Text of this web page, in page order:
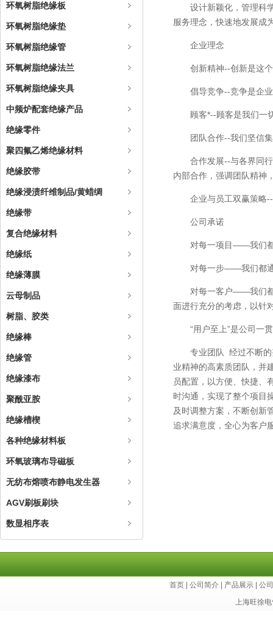
环氧树脂绝缘板
环氧树脂绝缘垫
环氧树脂绝缘管
环氧树脂绝缘法兰
环氧树脂绝缘夹具
中频炉配套绝缘产品
绝缘零件
聚四氟乙烯绝缘材料
绝缘胶带
绝缘浸渍纤维制品/黄蜡绸
绝缘带
复合绝缘材料
绝缘纸
绝缘薄膜
云母制品
树脂、胶类
绝缘棒
绝缘管
绝缘漆布
聚酰亚胺
绝缘槽楔
各种绝缘材料板
环氧玻璃布导磁板
无纺布熔喷布静电发生器
AGV刷板刷块
数显相序表
设计新颖化，管理科
服务理念，快速地发展成
企业理念
创新精神--创新是这
倡导竞争--竞争是企
顾客*--顾客是我们
团队合作--我们坚信
合作发展--与各界同
内部合作，强调团队精
企业与员工双赢策略
公司承诺
对每一项目——我们
对每一步——我们都
对每一客户——我们
面进行充分的考虑，以针
“用户至上”是公司一
专业团队 经过不断
业精神的高素质团队，并
员配置，以方便、快捷、
时沟通，实现了整个项目
及时调整方案，不断创新
追求满意度，全心为客户
首页 |公司简介 产品展示 |公
上海旺徐